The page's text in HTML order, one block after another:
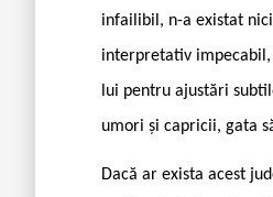
infailibil, n-a existat
interpretativ impecabil,
lui pentru ajustări
umori și capricii, gata
Dacă ar exista acest